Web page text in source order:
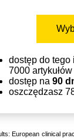
dostęp do tego
7000 artykułów
dostęp na 90
oszczędzasz
European clinical